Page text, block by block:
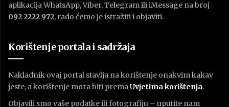
aplikacija WhatsApp, Viber, Telegram ili iMessage na broj
092 2222 972, rado ćemo je istražiti i objaviti.
Korištenje portala i sadržaja
Nakladnik ovaj portal stavlja na korištenje onakvim kakav
jeste, a korištenje mora biti premaUvjetima korištenja.
Objavili smo vaše podatke ili fotografiju – uputite nam